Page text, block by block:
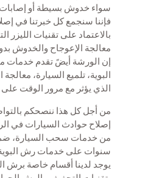
سواء خدوش بسيطة أو إصابات
فإننا سنجمع كل خبرتنا في
بالاعتماد على تقنيات الليزر
معالجة الإعوجاح والخدوش
إن الورشة أيضً تقدم خدمات
البوية، تلميع السيارة، معالجة
الذي يؤثر مع مرور الوقت على
من أجل كل هذا ننصحكم
إصلاح حوادث السيارات في
سنوات على خدمات رش
يوجد لدينا أقسام خاصة برش